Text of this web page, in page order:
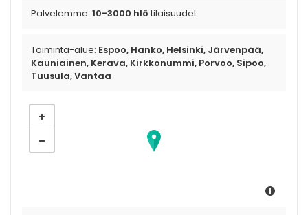
Palvelemme: 10-3000 hlö tilaisuudet
Toiminta-alue: Espoo, Hanko, Helsinki, Järvenpää,
Kauniainen, Kerava, Kirkkonummi, Porvoo, Sipoo,
Tuusula, Vantaa